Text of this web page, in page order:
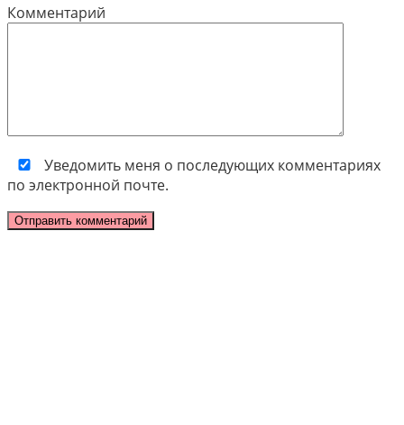
Комментарий
Уведомить меня о последующих комментариях
по электронной почте.